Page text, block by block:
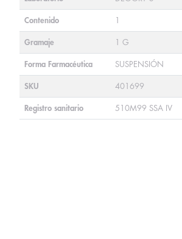
Contenido 1
Gramaje 1 G
Forma Farmacéutica SUSPENSIÓN
SKU 401699
Registro sanitario 510M99 SSA IV